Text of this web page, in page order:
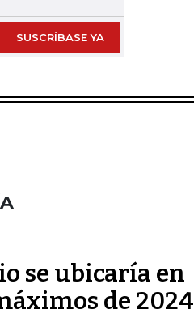
SUSCRÍBASE YA
se ubicaría en
de 2024